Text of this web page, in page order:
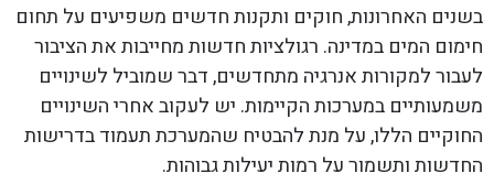
בשנים האחרונות, חוקים ותקנות חדשים משפיעים על תחום
חימום המים במדינה. רגולציות חדשות מחייבות את הציבור
לעבור למקורות אנרגיה מתחדשים, דבר שמוביל לשינויים
משמעותיים במערכות הקיימות. יש לעקוב אחרי השינויים
החוקיים הללו, על מנת להבטיח שהמערכת תעמוד בדרישות
החדשות ותשמור על רמות יעילות גבוהות.